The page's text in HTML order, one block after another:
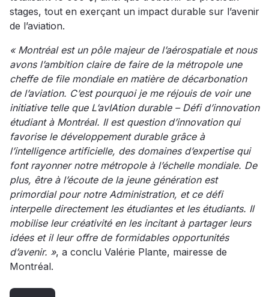
stages, tout en exerçant un impact durable sur l’avenir
de l’aviation.
« Montréal est un pôle majeur de l’aérospatiale et nous
avons l’ambition claire de faire de la métropole une
cheffe de file mondiale en matière de décarbonation
de l’aviation. C’est pourquoi je me réjouis de voir une
initiative telle que L’avIAtion durable – Défi d’innovation
étudiant à Montréal. Il est question d’innovation qui
favorise le développement durable grâce à
l’intelligence artificielle, des domaines d’expertise qui
font rayonner notre métropole à l’échelle mondiale. De
plus, être à l’écoute de la jeune génération est
primordial pour notre Administration, et ce défi
interpelle directement les étudiantes et les étudiants. Il
mobilise leur créativité en les incitant à partager leurs
idées et il leur offre de formidables opportunités
d’avenir. », a conclu Valérie Plante, mairesse de
Montréal.